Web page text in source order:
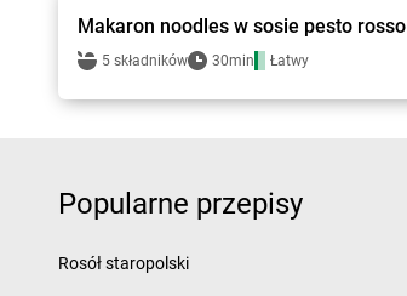
Makaron noodles w sosie pesto rosso
5 składników 30min Łatwy
Popularne przepisy
Rosół staropolski